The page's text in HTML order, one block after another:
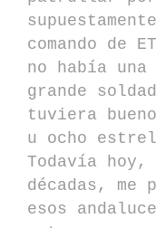
comando de
no había
grande
tuviera
u ocho
Todavía hoy,
décadas, me
esos